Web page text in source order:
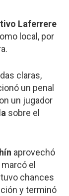
Laferrere
local, por
claras,
un penal
un jugador
sobre el
aprovechó
el
chances
y terminó